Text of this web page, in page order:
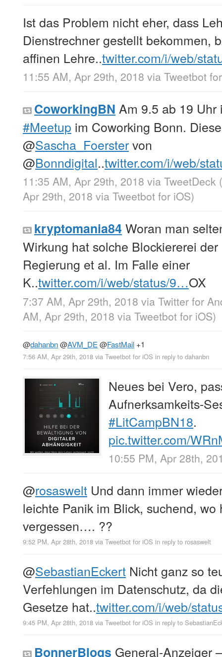
Ist das Problem nicht eher, dass
Dienstrechner gestellt bekommen,
affinen Lehre..twitter.com/i/web/
11:55 AM, Apr 29th, 2018 via Tweetbot
CoworkingBN Am 9.5 ab 19
#Meetup im Coworking Bonn.
@Sascha_Foerstervon
@Bonndigital..twitter.com/i/web/
11:35 AM, Apr 29th, 2018 via TweetDeck
Apr 29th, 2018 via Tweetbot for iΟS)
kryptomania84 Woran man
Wirkung hat solche Blockiererei
Regierung et al. Im Falle einer
K..twitter.com/i/web/status/9…OX
7:37 AM, Apr 29th, 2018 via Twitter for
AM, Apr 29th, 2018 via Tweetbot for iΟS)
@dahanbn@AVM_DE @FastMail +1
7:56 AM, Apr 29th, 2018 via Tweetbot for iΟS in reply to dahanbn
Neues bei Vero,
Aufnerksamkeits-
#LitCampBN18.
pic.twitter.com/
10:55 PM, Apr 28th,
@rosaswelt Und dann immer
leichte Panik im Blick, suchend,
vergessen…. ??
9:52 PM, Apr 28th, 2018 via Tweetbot for iΟS in reply to rosaswelt
@SebastianEckert Nicht ganz so
Verfehlungen im Datenschutz, da
Gesetze hat..twitter.com/i/web/
9:45 PM, Apr 28th, 2018 via Tweetbot for iΟS in reply to
BonnerBlogs General-Anzeiger